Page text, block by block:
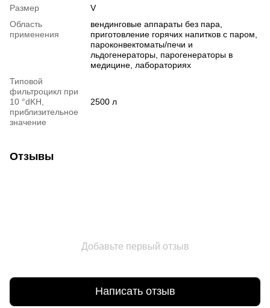
Размер
V
Область
применения
вендинговые аппараты без пара,
приготовление горячих напитков с паром,
пароконвектоматы/печи и
льдогенераторы, парогенераторы в
медицине, лабораториях
Типовой
фильтроцикл при
10 °dKH,
приблизительное
значение
2500 л
Отзывы
Добавьте первый отзыв
Написать отзыв